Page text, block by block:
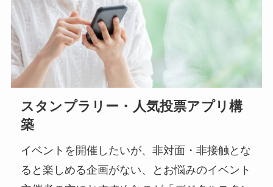
スタンプラリー・人気投票アプリ構
築
イベントを開催したいが、非対面・非接触とな
ると楽しめる企画がない、とお悩みのイベント